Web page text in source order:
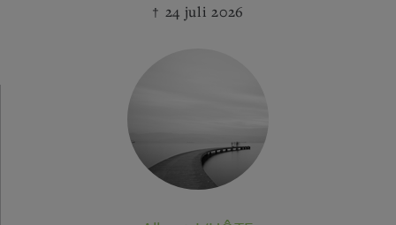
24 juli 2026